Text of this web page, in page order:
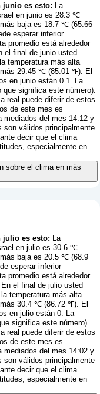
junio es esto: La
en junio es 28.3 ℃
baja es 18.7 ℃ (65.66
esperar inferior
promedio está alrededor
final de junio usted
temperatura más alta
más 29.45 ℃ (85.01 ℉). El
en junio están 0.1. La
que significa este número).
real puede diferir de estos
de este mes es
mediados del mes 14:12 y
son válidos principalmente
decir que el clima
especialmente en
sobre el clima en más
julio es esto: La
en julio es 30.6 ℃
baja es 20.5 ℃ (68.9
esperar inferior
promedio está alrededor
el final de julio usted
temperatura más alta
más 30.4 ℃ (86.72 ℉). El
en julio están 0. La
significa este número).
real puede diferir de estos
de este mes es
mediados del mes 14:02 y
son válidos principalmente
decir que el clima
especialmente en